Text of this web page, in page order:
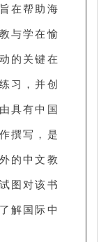
在帮助海
与学在愉
的关键在
习，并创
具有中国
撰写，是
的中文教
图对该书
解国际中